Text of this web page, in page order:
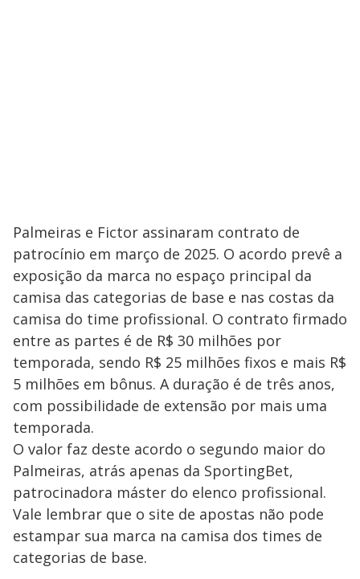
Palmeiras e Fictor assinaram contrato de
patrocínio em março de 2025. O acordo prevê a
exposição da marca no espaço principal da
camisa das categorias de base e nas costas da
camisa do time profissional. O contrato firmado
entre as partes é de R$ 30 milhões por
temporada, sendo R$ 25 milhões fixos e mais R$
5 milhões em bônus. A duração é de três anos,
com possibilidade de extensão por mais uma
temporada.
O valor faz deste acordo o segundo maior do
Palmeiras, atrás apenas da SportingBet,
patrocinadora máster do elenco profissional.
Vale lembrar que o site de apostas não pode
estampar sua marca na camisa dos times de
categorias de base.